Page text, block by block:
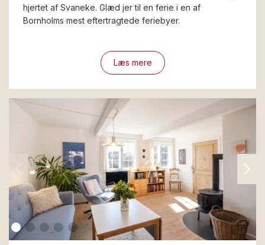
hjertet af Svaneke. Glæd jer til en ferie i en af
Bornholms mest eftertragtede feriebyer.
Læs mere